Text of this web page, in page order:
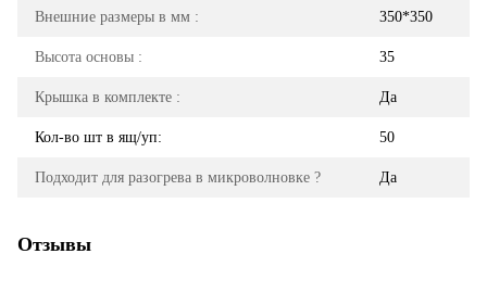
Внешние размеры в мм : 350*350
Высота основы : 35
Крышка в комплекте : Да
Кол-во шт в ящ/уп: 50
Подходит для разогрева в микроволновке ? Да
Отзывы